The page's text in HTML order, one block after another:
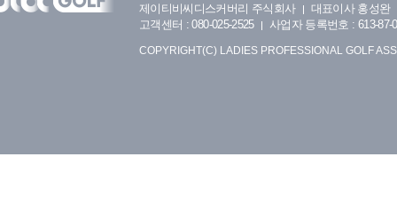
제이티비씨디스커버리 주식회사
대표이사 홍성완
고객센터 : 080-025-2525
사업자 등록번호 : 613-87-
COPYRIGHT(C) LADIES PROFESSIONAL GOLF